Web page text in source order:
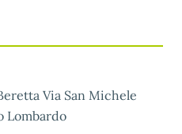
Via San Michele
Lombardo